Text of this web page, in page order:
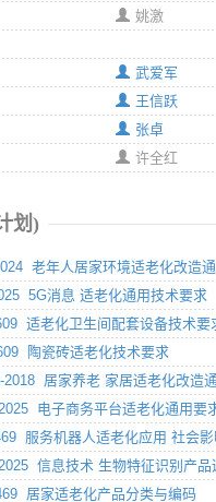
姚激
武爱军
王信跃
张卓
许全红
划)
老年人居家环境适老化改造
5G消息 适老化通用技术要求
适老化卫生间配套设备技术要
陶瓷砖适老化技术要求
2018 居家养老 家居适老化改造
电子商务平台适老化通用要
服务机器人适老化应用 社会
信息技术 生物特征识别产品
居家适老化产品分类与编码